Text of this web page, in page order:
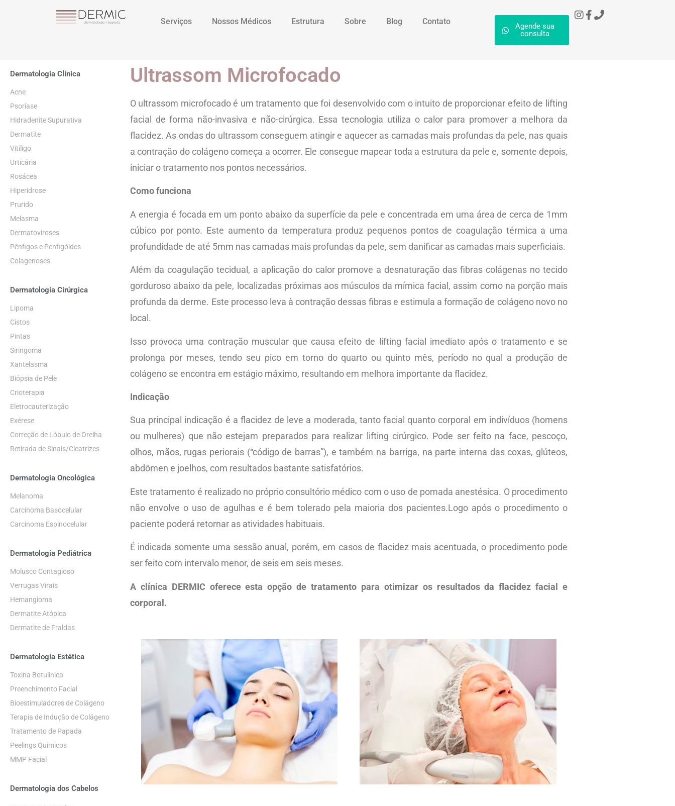
Serviços Nossos Médicos Estrutura Sobre Blog Contato
Agende sua
consulta
Dermatologia Clínica
Acne
Psoríase
Hidradenite Supurativa
Dermatite
Vitiligo
Urticária
Rosácea
Hiperidrose
Prurido
Melasma
Dermatoviroses
Pênfigos e Penfigóides
Colagenoses
Dermatologia Cirúrgica
Lipoma
Cistos
Pintas
Siringoma
Xantelasma
Biópsia de Pele
Crioterapia
Eletrocauterização
Exérese
Correção de Lóbulo de Orelha
Retirada de Sinais/Cicatrizes
Dermatologia Oncológica
Melanoma
Carcinoma Basocelular
Carcinoma Espinocelular
Dermatologia Pediátrica
Molusco Contagioso
Verrugas Virais
Hemangioma
Dermatite Atópica
Dermatite de Fraldas
Dermatologia Estética
Toxina Botulinica
Preenchimento Facial
Bioestimuladores de Colágeno
Terapia de Indução de Colágeno
Tratamento de Papada
Peelings Químicos
MMP Facial
Dermatologia dos Cabelos
Ultrassom Microfocado
O ultrassom microfocado é um tratamento que foi desenvolvido com o intuito de proporcionar efeito de lifting
facial de forma não-invasiva e não-cirúrgica. Essa tecnologia utiliza o calor para promover a melhora da
flacidez. As ondas do ultrassom conseguem atingir e aquecer as camadas mais profundas da pele, nas quais
a contração do colágeno começa a ocorrer. Ele consegue mapear toda a estrutura da pele e, somente depois,
iniciar o tratamento nos pontos necessários.
Como funciona
A energia é focada em um ponto abaixo da superfície da pele e concentrada em uma área de cerca de 1mm
cúbico por ponto. Este aumento da temperatura produz pequenos pontos de coagulação térmica a uma
profundidade de até 5mm nas camadas mais profundas da pele, sem danificar as camadas mais superficiais.
Além da coagulação tecidual, a aplicação do calor promove a desnaturação das fibras colágenas no tecido
gorduroso abaixo da pele, localizadas próximas aos músculos da mímica facial, assim como na porção mais
profunda da derme. Este processo leva à contração dessas fibras e estimula a formação de colágeno novo no
local.
Isso provoca uma contração muscular que causa efeito de lifting facial imediato após o tratamento e se
prolonga por meses, tendo seu pico em torno do quarto ou quinto mês, período no qual a produção de
colágeno se encontra em estágio máximo, resultando em melhora importante da flacidez.
Indicação
Sua principal indicação é a flacidez de leve a moderada, tanto facial quanto corporal em indivíduos (homens
ou mulheres) que não estejam preparados para realizar lifting cirúrgico. Pode ser feito na face, pescoço,
olhos, mãos, rugas periorais (“código de barras”), e também na barriga, na parte interna das coxas, glúteos,
abdômen e joelhos, com resultados bastante satisfatórios.
Este tratamento é realizado no próprio consultório médico com o uso de pomada anestésica. O procedimento
não envolve o uso de agulhas e é bem tolerado pela maioria dos pacientes.Logo após o procedimento o
paciente poderá retornar as atividades habituais.
É indicada somente uma sessão anual, porém, em casos de flacidez mais acentuada, o procedimento pode
ser feito com intervalo menor, de seis em seis meses.
A clínica DERMIC oferece esta opção de tratamento para otimizar os resultados da flacidez facial e
corporal.